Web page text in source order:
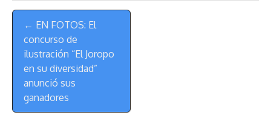
Menú
de
Navegación
← EN FOTOS: El
concurso de
ilustración “El Joropo
en su diversidad”
anunció sus
ganadores